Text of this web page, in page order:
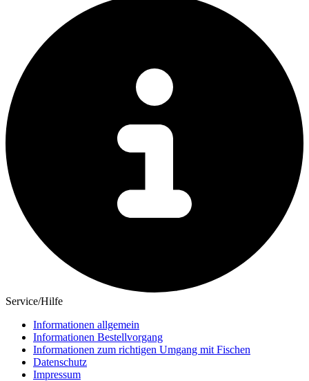
Service/Hilfe
Informationen allgemein
Informationen Bestellvorgang
Informationen zum richtigen Umgang mit Fischen
Datenschutz
Impressum